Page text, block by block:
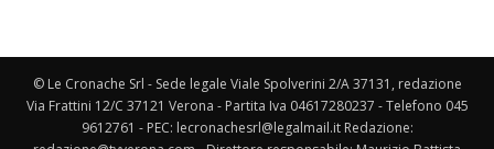
© Le Cronache Srl - Sede legale Viale Spolverini 2/A 37131, redazione
Via Frattini 12/C 37121 Verona - Partita Iva 04617280237 - Telefono 045
9612761 - PEC: lecronachesrl@legalmail.it Redazione: